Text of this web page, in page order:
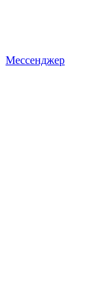
Мессенджер